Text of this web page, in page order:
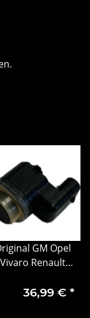
GM Opel
Vivaro Renault
Einparkhilfe
36,99 € *